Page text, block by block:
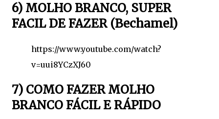
6) MOLHO BRANCO, SUPER
FACIL DE FAZER (Bechamel)
https://www.youtube.com/watch?
v=uui8YCzXJ60
7) COMO FAZER MOLHO
BRANCO FÁCIL E RÁPIDO